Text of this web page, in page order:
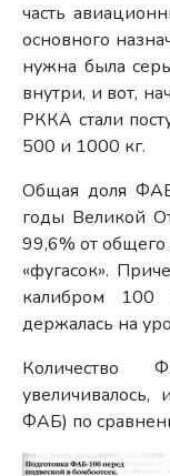
часть
основного
нужна была
внутри, и вот,
РККА стали
500 и 1000 кг.
Общая доля
годы Великой
99,6% от
«фугасок».
калибром 100
держалась на
ФАБ) по